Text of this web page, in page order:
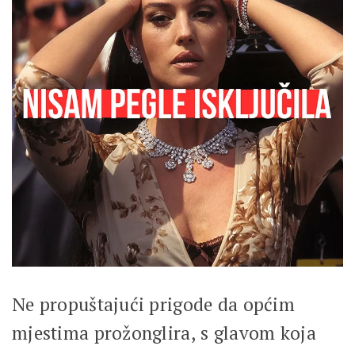
Ne propuštajući prigode da općim
mjestima prožonglira, s glavom koja